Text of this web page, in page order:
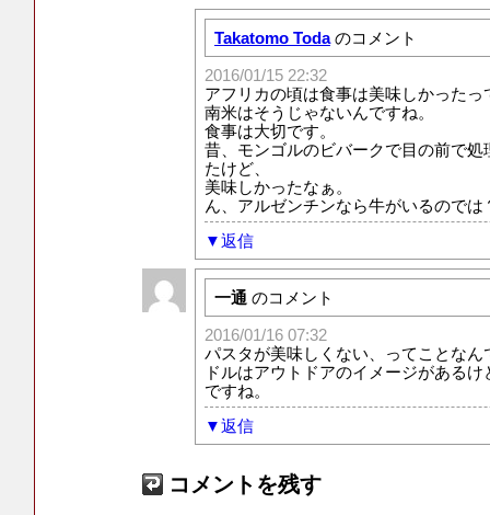
Takatomo Toda のコメント
2016/01/15 22:32
アフリカの頃は食事は美味しかったっ
南米はそうじゃないんですね。
食事は大切です。
昔、モンゴルのビバークで目の前で
たけど、
美味しかったなぁ。
ん、アルゼンチンなら牛がいるのでは
返信
一通 のコメント
2016/01/16 07:32
パスタが美味しくない、ってことな
ドルはアウトドアのイメージがある
ですね。
返信
コメントを残す